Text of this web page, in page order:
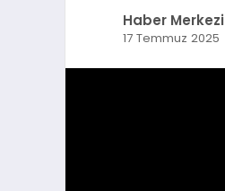
Haber Merkezi
17 Temmuz 2025